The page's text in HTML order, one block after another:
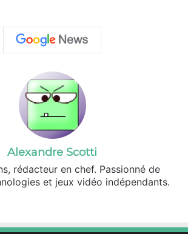
Alexandre Scotti
rédacteur en chef. Passionné de
et jeux vidéo indépendants.